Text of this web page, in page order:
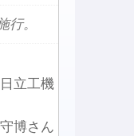
行。
立工機
博さん